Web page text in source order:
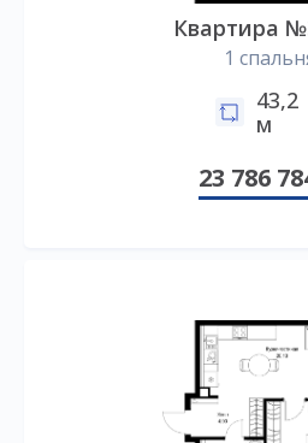
Квартира
1
43,2
м
23 786